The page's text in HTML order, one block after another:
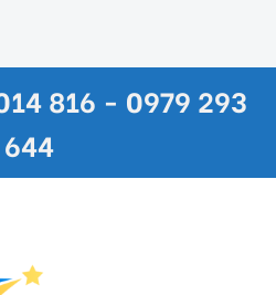
816 - 0979 293
644